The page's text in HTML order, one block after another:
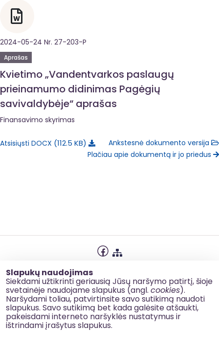
Slapukų naudojimas
Siekdami užtikrinti geriausią Jūsų naršymo patirtį, šioje
svetainėje naudojame slapukus (angl. cookies).
Naršydami toliau, patvirtinsite savo sutikimą naudoti
slapukus. Savo sutikimą bet kada galėsite atšaukti,
pakeisdami interneto naršyklės nustatymus ir
ištrindami įrašytus slapukus.
2024-05-24 Nr. 27-203-P
Aprašas
Kvietimo „Vandentvarkos paslaugų
prieinamumo didinimas Pagėgių
savivaldybėje“ aprašas
Finansavimo skyrimas
Atsisiųsti DOCX 112.5 KB
Ankstesnė dokumento versija
Plačiau apie dokumentą ir jo priedus
Slapukų naudojimas
Korupcijos prevencija
Kontaktai